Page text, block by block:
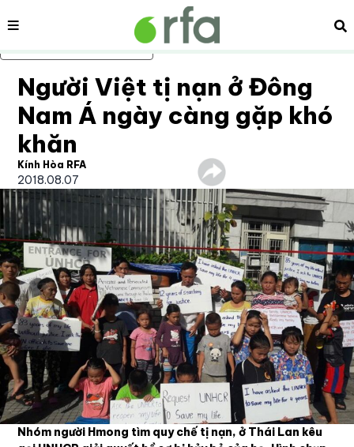
Bỏ qua nội dung chính
Nội dung
Người Việt tị nạn ở Đông
Nam Á ngày càng gặp khó
khăn
Kính Hòa RFA
2018.08.07
Nhóm người Hmong tìm quy chế tị nạn, ở Thái Lan kêu